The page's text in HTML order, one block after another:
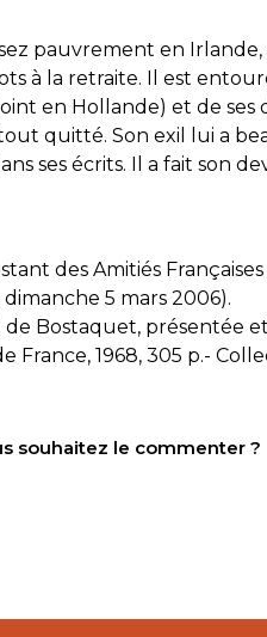
pauvrement en
à la retraite. Il est
en Hollande) et de ses
quitté. Son exil lui a
ses écrits. Il a fait son
des Amitiés
5 mars 2006).
Bostaquet, présentée
France, 1968, 305 p.-
souhaitez le commenter ?